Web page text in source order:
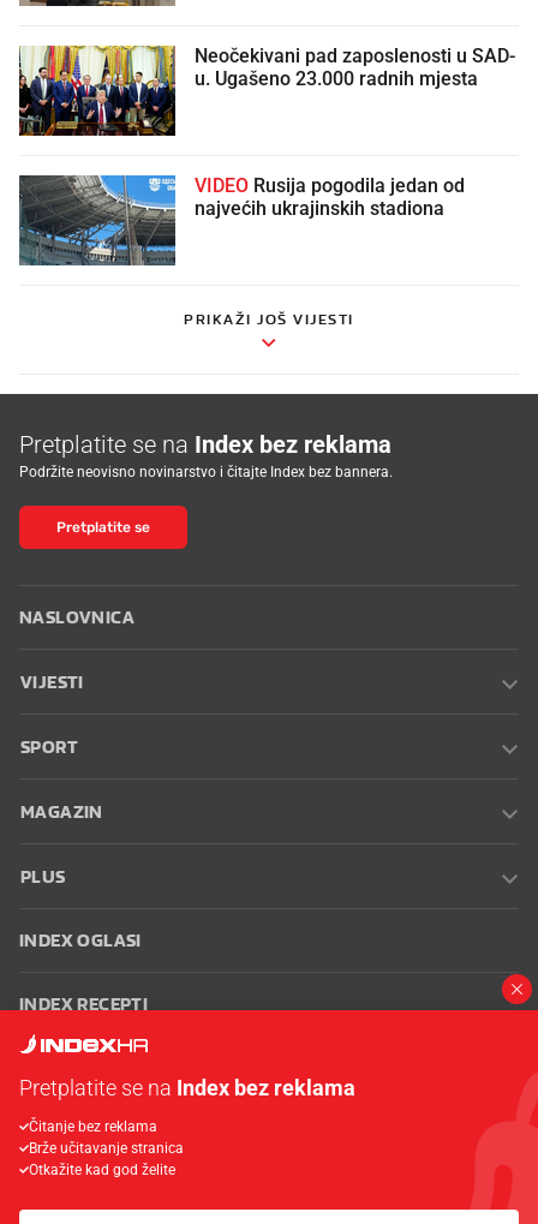
Neočekivani pad zaposlenosti u SAD-
u. Ugašeno 23.000 radnih mjesta
VIDEO
najvećih ukrajinskih stadiona
PRIKAŽI JOŠ VIJESTI
Pretplatite se na Index bez reklama
Podržite neovisno novinarstvo i čitajte Index bez bannera.
Pretplatite se
NASLOVNICA
VIJESTI
SPORT
MAGAZIN
PLUS
INDEX OGLASI
INDEX RECEPTI
Oglašavanje Zaposli se na Indexu
korištenja
Postavke kolačića
Pretplatite se na Index bez reklama
Čitanje bez reklama
Brže učitavanje stranica
Otkažite kad god želite